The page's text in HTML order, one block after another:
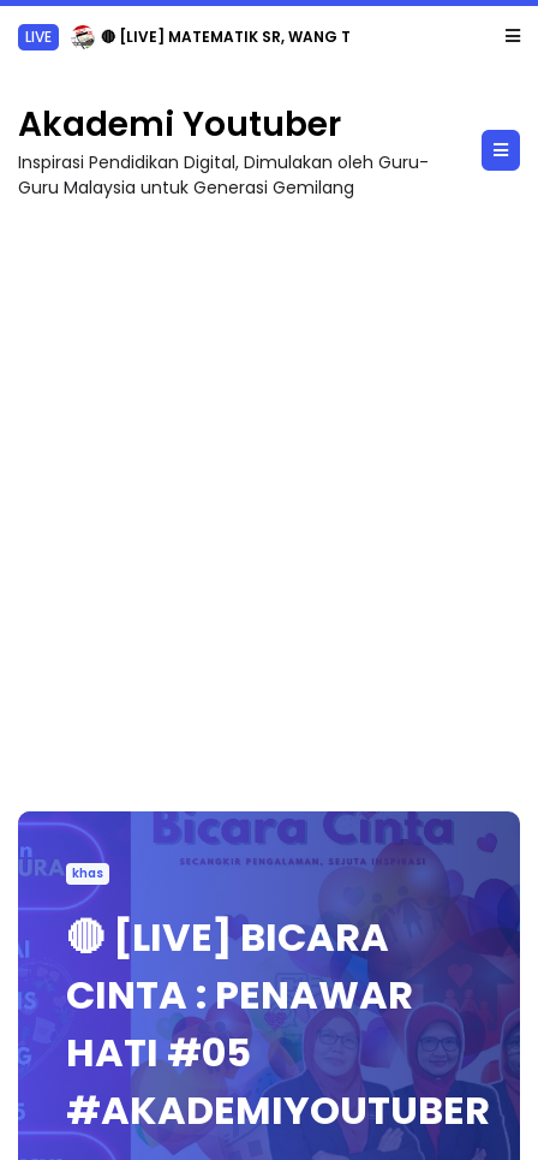
LIVE 🔴 [LIVE] MATEMATIK SR, WANG TAHUN 6 OLEH CIKGU ANITA #ALLINONE #141 #...
Akademi Youtuber
Inspirasi Pendidikan Digital, Dimulakan oleh Guru-
Guru Malaysia untuk Generasi Gemilang
khas
🔴 [LIVE] BICARA
CINTA : PENAWAR
HATI #05
#AKADEMIYOUTUBER